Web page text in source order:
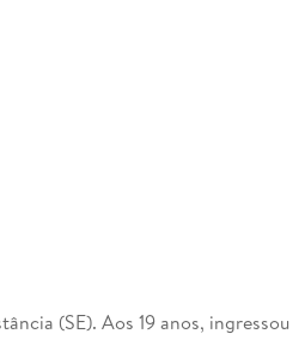
(SE). Aos 19 anos, ingressou